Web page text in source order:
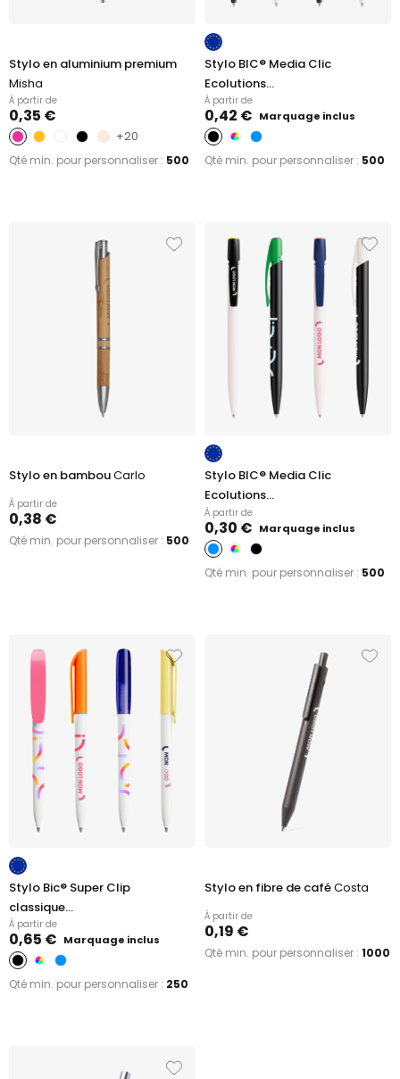
Stylo en aluminium premium
Misha
À partir de
0,35 €
+20
Qté min. pour personnaliser : 500
Stylo BIC® Media Clic
Ecolutions...
À partir de
0,42 € Marquage inclus
Qté min. pour personnaliser : 500
Stylo en bambouCarlo
À partir de
0,38 €
Qté min. pour personnaliser : 500
Stylo BIC® Media Clic
Ecolutions...
À partir de
0,30 € Marquage inclus
Qté min. pour personnaliser : 500
Stylo Bic® Super Clip
classique...
À partir de
0,65 € Marquage inclus
Qté min. pour personnaliser : 250
Stylo en fibre de caféCosta
À partir de
0,19 €
Qté min. pour personnaliser : 1000